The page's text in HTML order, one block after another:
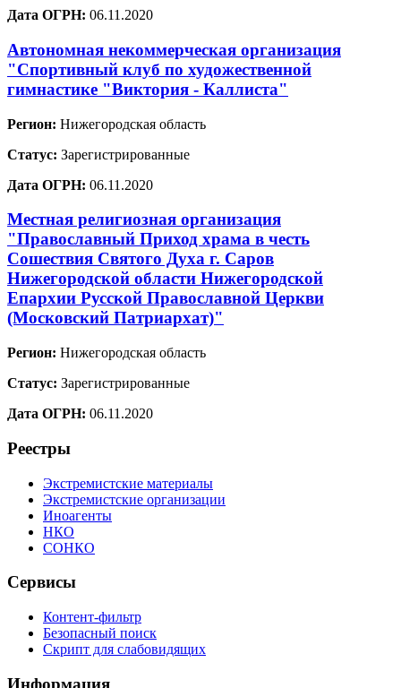
Дата ОГРН: 06.11.2020
Автономная некоммерческая организация
"Спортивный клуб по художественной
гимнастике "Виктория - Каллиста"
Регион: Нижегородская область
Статус: Зарегистрированные
Дата ОГРН: 06.11.2020
Местная религиозная организация
"Православный Приход храма в честь
Сошествия Святого Духа г. Саров
Нижегородской области Нижегородской
Епархии Русской Православной Церкви
(Московский Патриархат)"
Регион: Нижегородская область
Статус: Зарегистрированные
Дата ОГРН: 06.11.2020
Реестры
Экстремистские материалы
Экстремистские организации
Иноагенты
НКО
СОНКО
Сервисы
Контент-фильтр
Безопасный поиск
Скрипт для слабовидящих
Информация